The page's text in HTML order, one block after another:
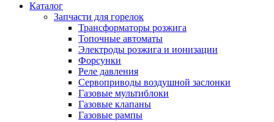
Каталог
Запчасти для горелок
Трансформаторы розжига
Топочные автоматы
Электроды розжига и ионизации
Форсунки
Реле давления
Сервоприводы воздушной заслонки
Газовые мультиблоки
Газовые клапаны
Газовые рампы